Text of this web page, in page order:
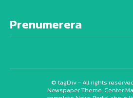
Prenumerera
© tagDiv - All rights
Newspaper Theme. Center